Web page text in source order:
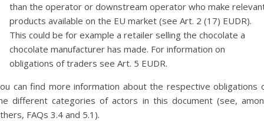
than the operator or downstream operator who make
products available on the EU market (see Art. 2 (17) EUDR).
This could be for example a retailer selling the chocolate a
chocolate manufacturer has made. For information on
obligations of traders see Art. 5 EUDR.
can find more information about the respective obligations
different categories of actors in this document (see,
FAQs 3.4 and 5.1).